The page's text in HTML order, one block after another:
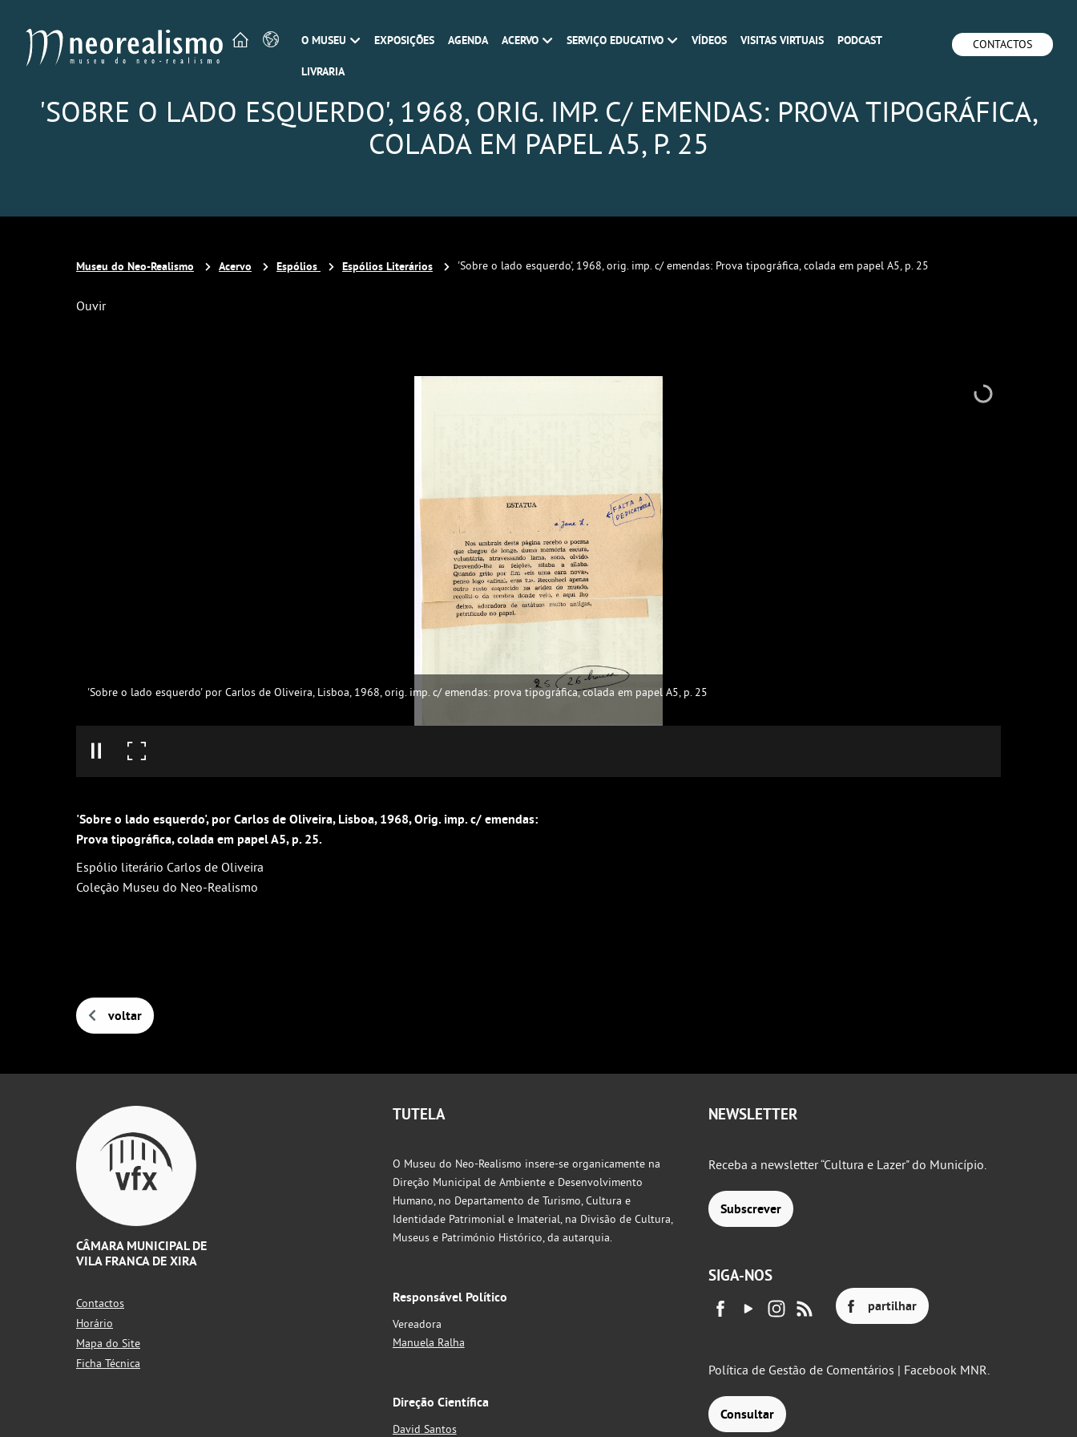
O MUSEU EXPOSIÇÕES AGENDA ACERVO SERVIÇO EDUCATIVO VÍDEOS VISITAS VIRTUAIS PODCAST
LIVRARIA
CONTACTOS
'SOBRE O LADO ESQUERDO', 1968, ORIG. IMP. C/ EMENDAS: PROVA TIPOGRÁFICA,
COLADA EM PAPEL A5, P. 25
Museu do Neo-Realismo Acervo Espólios Espólios Literários 'Sobre o lado esquerdo', 1968, orig. imp. c/ emendas: Prova tipográfica, colada em papel A5, p. 25
Ouvir
'Sobre o lado esquerdo' por Carlos de Oliveira, Lisboa, 1968, orig. imp. c/ emendas: prova tipográfica, colada em papel A5, p. 25
'Sobre o lado esquerdo', por Carlos de Oliveira, Lisboa, 1968, Orig. imp. c/ emendas:
Prova tipográfica, colada em papel A5, p. 25.
Espólio literário Carlos de Oliveira
Coleção Museu do Neo-Realismo
voltar
CÂMARA MUNICIPAL DE
VILA FRANCA DE XIRA
Contactos
Horário
Mapa do Site
Ficha Técnica
TUTELA
O Museu do Neo-Realismo insere-se organicamente na
Direção Municipal de Ambiente e Desenvolvimento
Humano, no Departamento de Turismo, Cultura e
Identidade Patrimonial e Imaterial, na Divisão de Cultura,
Museus e Património Histórico, da autarquia.
Responsável Político
Vereadora
Manuela Ralha
Direção Científica
David Santos
NEWSLETTER
Receba a newsletter “Cultura e Lazer" do Município.
Subscrever
SIGA-NOS
partilhar
Política de Gestão de Comentários | Facebook MNR.
Consultar